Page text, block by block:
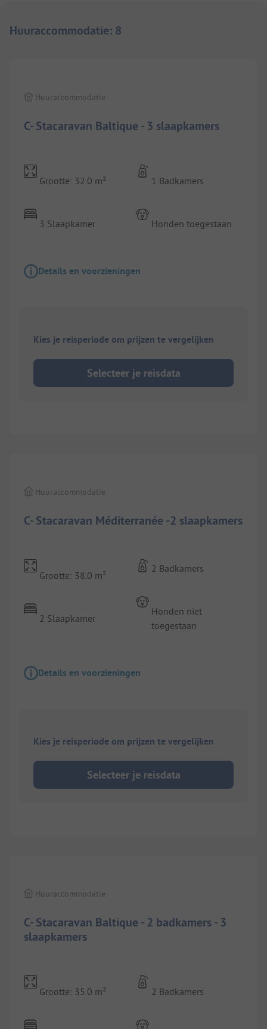
Huuraccommodatie: 8
C- Stacaravan Baltique - 3 slaapkamers
Huuraccommodatie
Grootte: 32.0 m²
3 Slaapkamer
1 Badkamers
Honden toegestaan
Details en voorzieningen
Kies je reisperiode om prijzen te vergelijken
Selecteer je reisdata
C- Stacaravan Méditerranée -2 slaapkamers
Huuraccommodatie
Grootte: 38.0 m²
2 Slaapkamer
2 Badkamers
Honden niet
toegestaan
Details en voorzieningen
Kies je reisperiode om prijzen te vergelijken
Selecteer je reisdata
C- Stacaravan Baltique - 2 badkamers - 3
slaapkamers
Huuraccommodatie
Grootte: 35.0 m² 2 Badkamers